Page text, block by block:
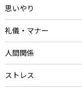
思いやり
礼儀・マナー
人間関係
ストレス